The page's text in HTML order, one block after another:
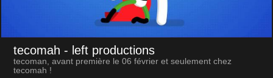
tecomah - left productions
tecoman, avant première le 06 février et seulement chez
tecomah !